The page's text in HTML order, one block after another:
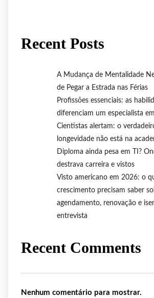
Recent Posts
A Mudança de Mentalidade
de Pegar a Estrada nas Férias
Profissões essenciais: as
diferenciam um especialista
Cientistas alertam: o
longevidade não está na
Diploma ainda pesa em TI?
destrava carreira e vistos
Visto americano em 2026: o
crescimento precisam saber
agendamento, renovação e
entrevista
Recent Comments
Nenhum comentário para mostrar.